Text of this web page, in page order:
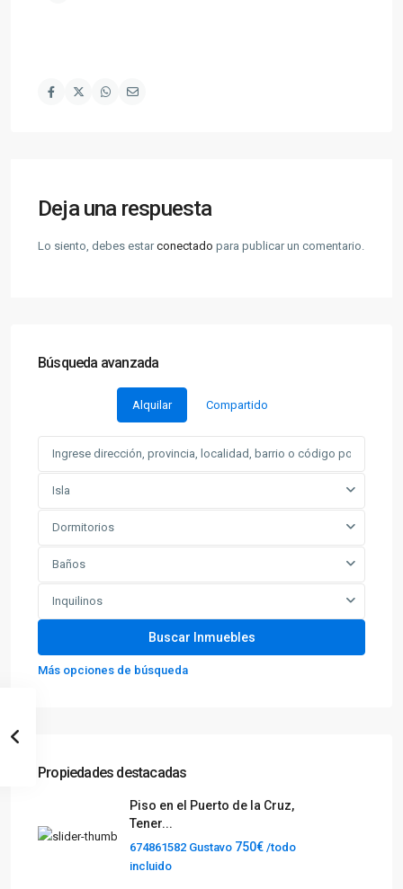
Deja una respuesta
Lo siento, debes estarconectado para publicar un comentario.
Búsqueda avanzada
Alquilar Compartido
Isla
Dormitorios
Baños
Inquilinos
Más opciones de búsqueda
Propiedades destacadas
Piso en el Puerto de la Cruz,
Tener...
674861582 Gustavo 750€ /todo
incluido